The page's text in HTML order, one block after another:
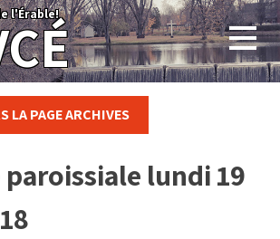
l'Érable!
LA PAGE ARCHIVES
lundi 19